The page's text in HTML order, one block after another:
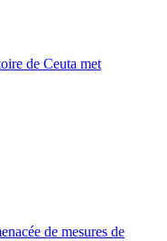
de Ceuta met
de mesures de